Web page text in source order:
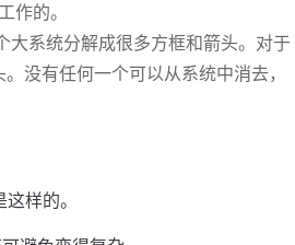
作的。
大系统分解成很多方框和箭头。对于
没有任何一个可以从系统中消去，
样的。